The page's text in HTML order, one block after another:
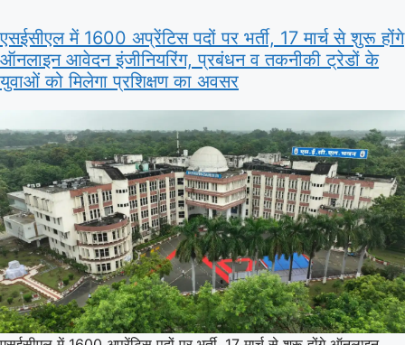
एसईसीएल में 1600 अप्रेंटिस पदों पर भर्ती, 17 मार्च से शुरू होंगे
ऑनलाइन आवेदन इंजीनियरिंग, प्रबंधन व तकनीकी ट्रेडों के
युवाओं को मिलेगा प्रशिक्षण का अवसर